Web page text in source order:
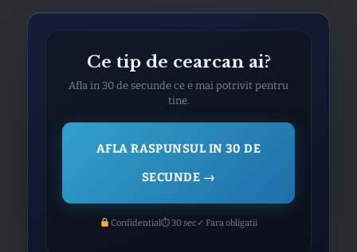
Ce tip de cearcan ai?
Afla in 30 de secunde ce e mai potrivit pentru
tine.
AFLA RASPUNSUL IN 30 DE
SECUNDE →
Confidential⏱ 30 sec✓ Fara obligatii